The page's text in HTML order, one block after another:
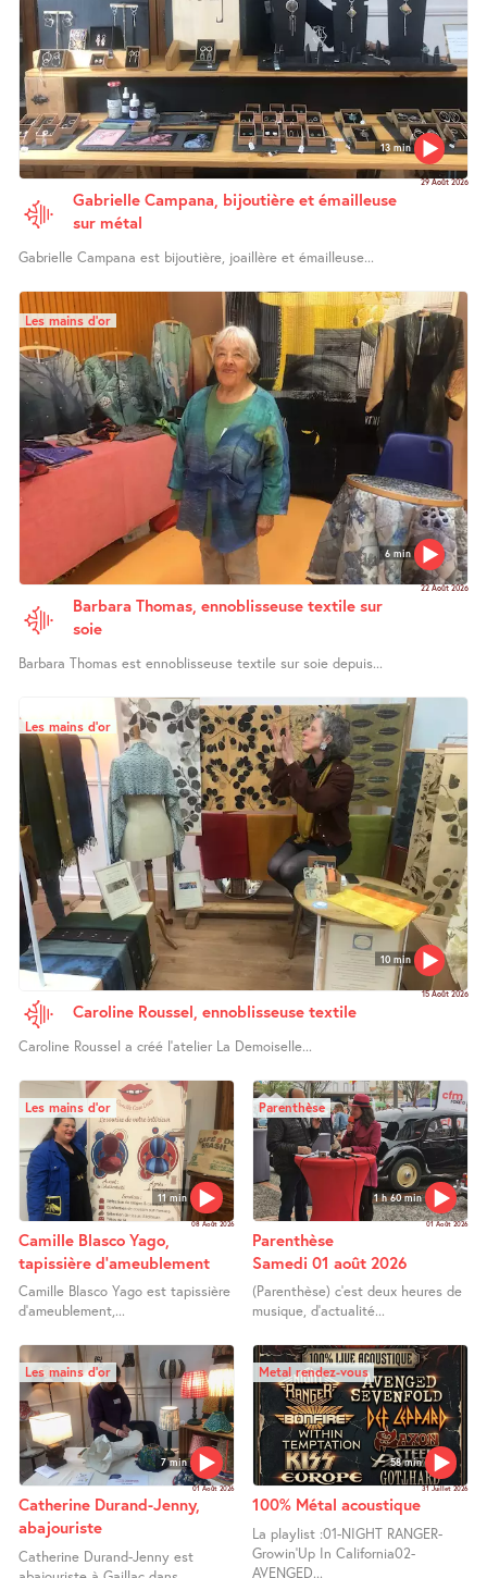
13 min
29 Août 2026
Gabrielle Campana, bijoutière et émailleuse
sur métal
Gabrielle Campana est bijoutière, joaillère et émailleuse...
6 min
Les mains d’or
22 Août 2026
Barbara Thomas, ennoblisseuse textile sur
soie
Barbara Thomas est ennoblisseuse textile sur soie depuis...
10 min
Les mains d’or
15 Août 2026
Caroline Roussel, ennoblisseuse textile
Caroline Roussel a créé l’atelier La Demoiselle...
11 min
Les mains d’or
08 Août 2026
Camille Blasco Yago,
tapissière d’ameublement
Camille Blasco Yago est tapissière
d’ameublement,...
1 h 60 min
Parenthèse
01 Août 2026
Parenthèse
Samedi 01 août 2026
(Parenthèse) c’est deux heures de
musique, d’actualité...
7 min
Les mains d’or
01 Août 2026
Catherine Durand-Jenny,
abajouriste
Catherine Durand-Jenny est
58 min
Metal rendez-vous
31 Juillet 2026
100% Métal acoustique
La playlist :01-NIGHT RANGER-
Growin’Up In California02-
AVENGED...